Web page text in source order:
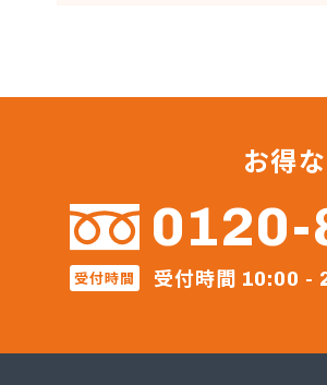
お得
受付時間 受付時間 10:00 -